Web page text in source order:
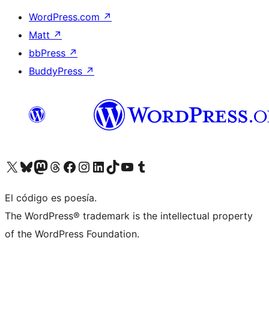
WordPress.com ↗
Matt ↗
bbPress ↗
BuddyPress ↗
Visita nuestra cuenta de X (anteriormente Twitter)
Visita nuestra cuenta de Bluesky
Visita nuestra cuenta de Mastodon
Visita nuestra cuenta de Threads
Visita nuestra página de Facebook
Visita nuestra cuenta de Instagram
Visita nuestra cuenta de LinkedIn
Visita nuestra cuenta de TikTok
Visita nuestro canal de YouTube
Visita nuestra cuenta de Tumblr
El código es poesía.
The WordPress® trademark is the intellectual property
of the WordPress Foundation.